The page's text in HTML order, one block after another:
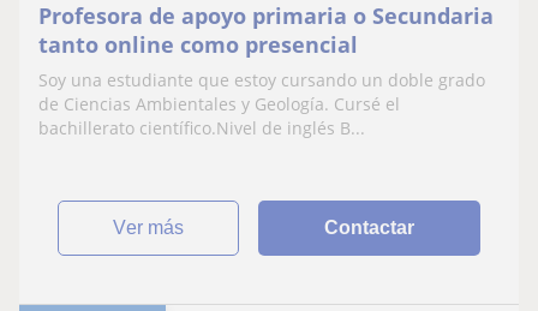
Profesora de apoyo primaria o Secundaria
tanto online como presencial
Soy una estudiante que estoy cursando un doble grado
de Ciencias Ambientales y Geología. Cursé el
bachillerato científico.Nivel de inglés B...
ver más Contactar